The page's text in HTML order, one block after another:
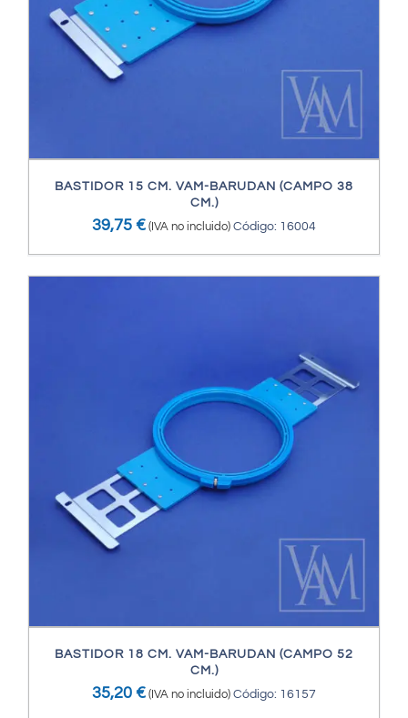
BASTIDOR 15 CM. VAM-BARUDAN (CAMPO 38
CM.)
39,75 € (IVA no incluido) Código: 16004
BASTIDOR 18 CM. VAM-BARUDAN (CAMPO 52
CM.)
35,20 € (IVA no incluido) Código: 16157